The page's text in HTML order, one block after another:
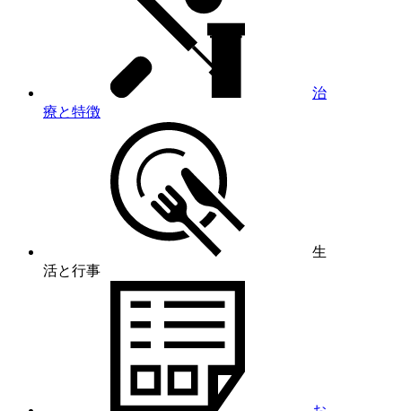
治
療と特徴
生
活と行事